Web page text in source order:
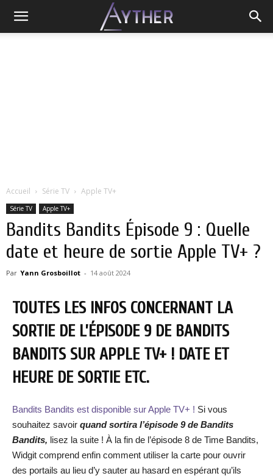
Accueil Série TV Apple TV+
Série TV Apple TV+
Bandits Bandits Épisode 9 : Quelle
date et heure de sortie Apple TV+ ?
Par Yann Grosboillot - 14 août 2024
TOUTES LES INFOS CONCERNANT LA
SORTIE DE L’ÉPISODE 9 DE BANDITS
BANDITS SUR APPLE TV+ ! DATE ET
HEURE DE SORTIE ETC.
Bandits Bandits est disponible sur Apple TV+ ! Si vous
souhaitez savoir quand sortira l’épisode 9 de Bandits
Bandits, lisez la suite ! À la fin de l’épisode 8 de Time Bandits,
Widgit comprend enfin comment utiliser la carte pour ouvrir
des portails au lieu d’y sauter au hasard en espérant qu’ils